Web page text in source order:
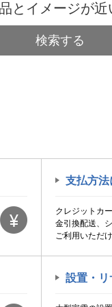
とイメージが
検索する
支払方法
クレジットカ
金引換配送、
ご利用いただ
設置・リ